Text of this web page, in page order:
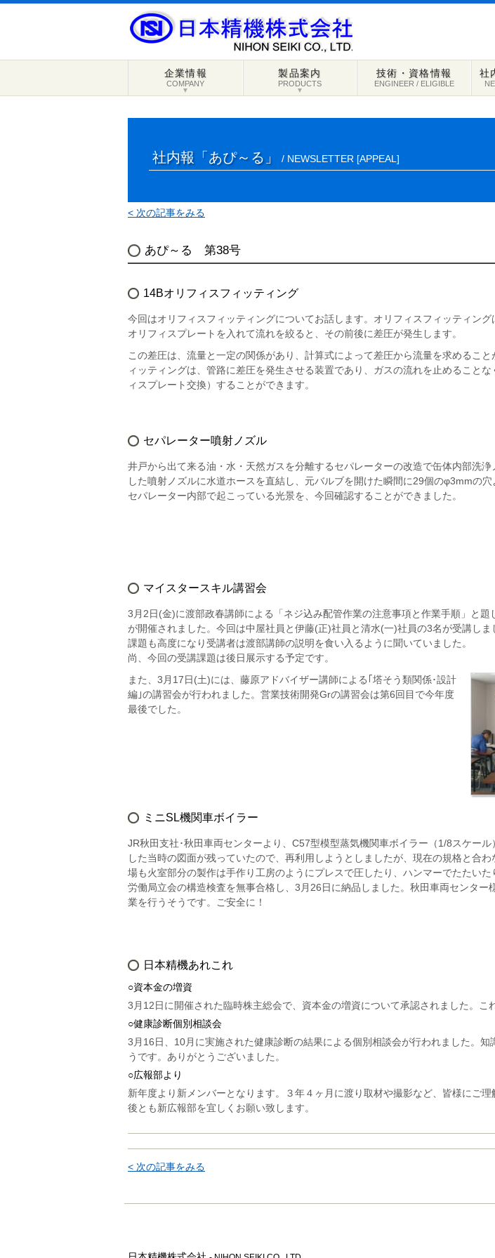
▼
企業情報
COMPANY
▼
製品案内
PRODUCTS
技術・資格情報
ENGINEER / ELIGIBLE
社
社内報「あぴ～る」 / NEWSLETTER [APPEAL]
< 次の記事をみる
あぴ～る 第38号
14Bオリフィスフィッティング
今回はオリフィスフィッティングについてお話します。オリフィスフィッティン
オリフィスプレートを入れて流れを絞ると、その前後に差圧が発生します。
この差圧は、流量と一定の関係があり、計算式によって差圧から流量を求めるこ
ィッティングは、管路に差圧を発生させる装置であり、ガスの流れを止めること
ィスプレート交換）することができます。
セパレーター噴射ノズル
井戸から出て来る油・水・天然ガスを分離するセパレーターの改造で缶体内部洗
した噴射ノズルに水道ホースを直結し、元バルブを開けた瞬間に29個のφ3mmの
セパレーター内部で起こっている光景を、今回確認することができました。
マイスタースキル講習会
3月2日(金)に渡部政春講師による「ネジ込み配管作業の注意事項と作業手順」と題
が開催されました。今回は中屋社員と伊藤(正)社員と清水(一)社員の3名が受講し
課題も高度になり受講者は渡部講師の説明を食い入るように聞いていました。
尚、今回の受講課題は後日展示する予定です。
また、3月17日(土)には、藤原アドバイザー講師による｢塔そう類関係･設計
編｣の講習会が行われました。営業技術開発Grの講習会は第6回目で今年度
最後でした。
ミニSL機関車ボイラー
JR秋田支社･秋田車両センターより、C57型模型蒸気機関車ボイラー（1/8スケー
した当時の図面が残っていたので、再利用しようとしましたが、現在の規格と合
場も火室部分の製作は手作り工房のようにプレスで圧したり、ハンマーでたたい
労働局立会の構造検査を無事合格し、3月26日に納品しました。秋田車両センタ
業を行うそうです。ご安全に！
日本精機あれこれ
○資本金の増資
3月12日に開催された臨時株主総会で、資本金の増資について承認されました。こ
○健康診断個別相談会
3月16日、10月に実施された健康診断の結果による個別相談会が行われました。
うです。ありがとうございました。
○広報部より
新年度より新メンバーとなります。３年４ヶ月に渡り取材や撮影など、皆様にご
後とも新広報部を宜しくお願い致します。
< 次の記事をみる